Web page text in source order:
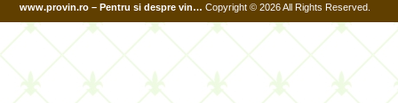
www.provin.ro – Pentru si despre vin… Copyright © 2026 All Rights Reserved.